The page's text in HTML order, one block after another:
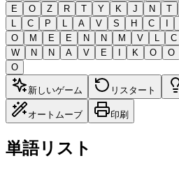
E
O Z R T Y K J N T
L
C P L A V S H C I
O
M E E N N M V L C
W
N N A V E I K O O
O
新しいゲーム リスタート
オートムーブ 印刷
単語リスト